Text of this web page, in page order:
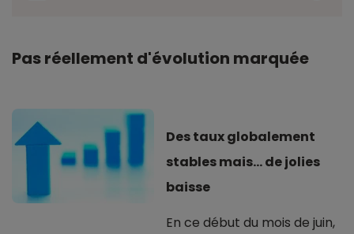
Pas réellement d'évolution marquée
Des taux globalement
stables mais... de jolies
baisse
En ce début du mois de juin,